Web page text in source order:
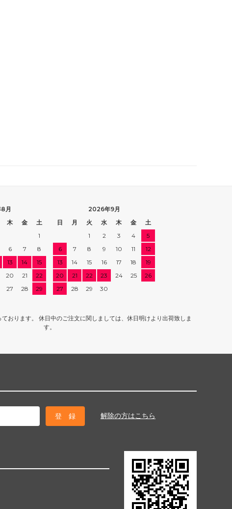
月
木 金
土
1
6 7
8
13 14
15
20 21
22
27 28
29
2026年9月
日
月 火 水 木 金
土
1
2 3 4
5
6
7 8 9 10 11
12
13
14 15 16 17 18
19
20
21 22 23 24 25
26
27
28 29 30
おります。 休日中のご注文に関しましては、休日明けより出荷致しま
す。
解除の方はこちら